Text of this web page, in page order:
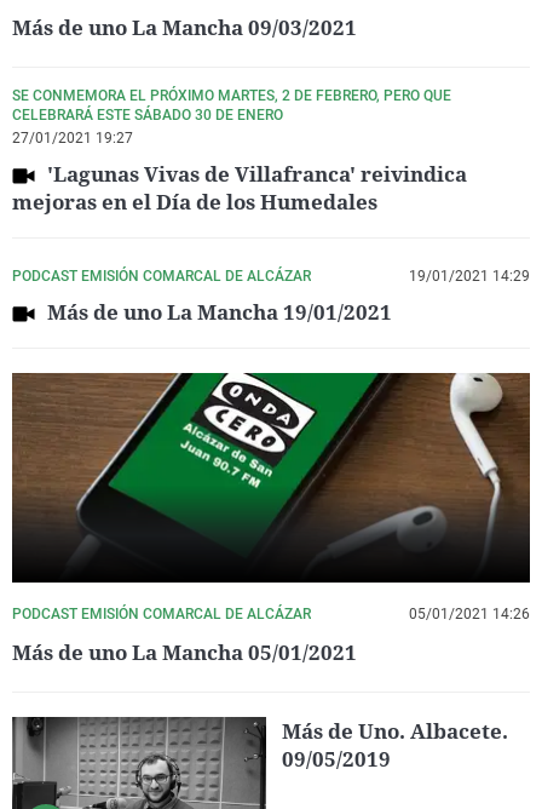
Más de uno La Mancha 09/03/2021
SE CONMEMORA EL PRÓXIMO MARTES, 2 DE FEBRERO, PERO QUE
CELEBRARÁ ESTE SÁBADO 30 DE ENERO
27/01/2021 19:27
'Lagunas Vivas de Villafranca' reivindica
mejoras en el Día de los Humedales
PODCAST EMISIÓN COMARCAL DE ALCÁZAR 19/01/2021 14:29
Más de uno La Mancha 19/01/2021
PODCAST EMISIÓN COMARCAL DE ALCÁZAR 05/01/2021 14:26
Más de uno La Mancha 05/01/2021
Más de Uno. Albacete.
09/05/2019